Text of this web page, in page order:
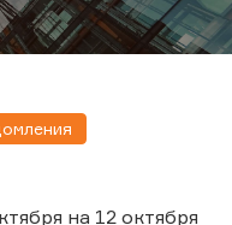
на 12 октября